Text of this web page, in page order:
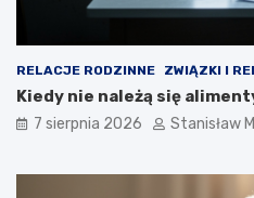
RELACJE RODZINNE ZWIĄZKI I
Kiedy nie należą się
7 sierpnia 2026 Stanisław